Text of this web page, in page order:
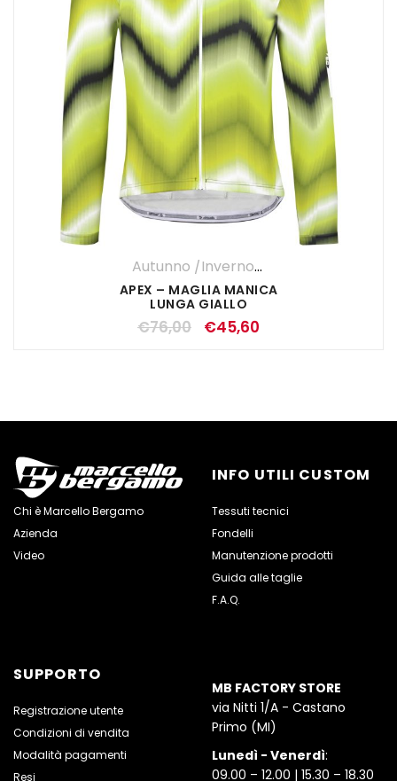
Autunno /Inverno '25
APEX – MAGLIA MANICA
LUNGA GIALLO
€76,00 €45,60
Chi è Marcello Bergamo
Azienda
Video
INFO UTILI CUSTOM
Tessuti tecnici
Fondelli
Manutenzione prodotti
Guida alle taglie
F.A.Q.
SUPPORTO
Registrazione utente
Condizioni di vendita
Modalità pagamenti
Resi
MB FACTORY STORE
via Nitti 1/A - Castano
Primo (MI)
Lunedì - Venerdì:
09.00 – 12.00 | 15.30 – 18.30